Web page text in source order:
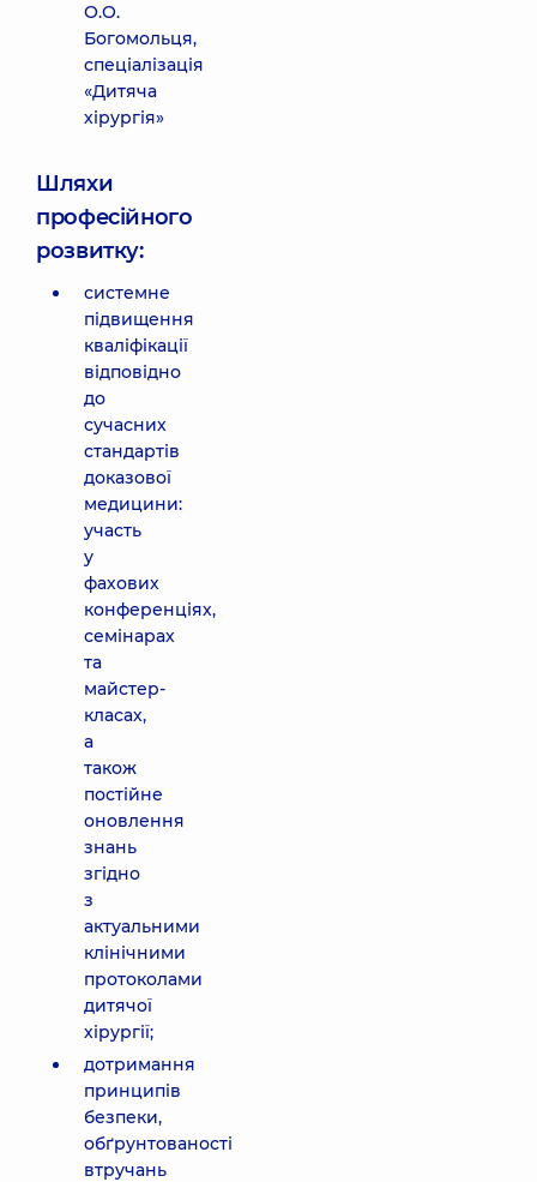
О.О.
Богомольця,
спеціалізація
«Дитяча
хірургія»
Шляхи
професійного
розвитку:
системне
підвищення
кваліфікації
відповідно
до
сучасних
стандартів
доказової
медицини:
участь
у
фахових
конференціях,
семінарах
та
майстер-
класах,
а
також
постійне
оновлення
знань
згідно
з
актуальними
клінічними
протоколами
дитячої
хірургії;
дотримання
принципів
безпеки,
обґрунтованості
втручань